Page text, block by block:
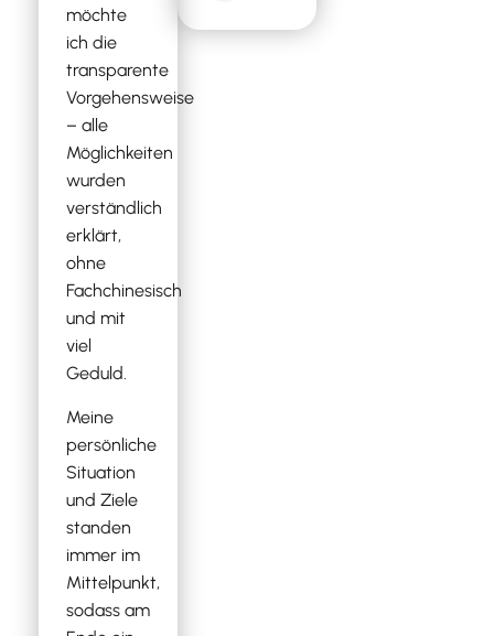
möchte
ich die
transparente
Vorgehensweise
– alle
Möglichkeiten
wurden
verständlich
erklärt,
ohne
Fachchinesisch
und mit
viel
Geduld.
Meine
persönliche
Situation
und Ziele
standen
immer im
Mittelpunkt,
sodass am